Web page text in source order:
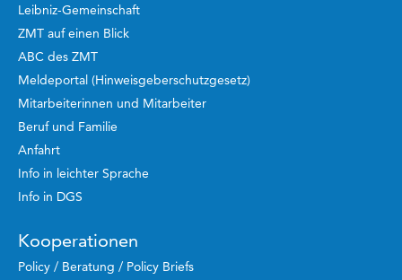
Leibniz-Gemeinschaft
ZMT auf einen Blick
ABC des ZMT
Meldeportal (Hinweisgeberschutzgesetz)
Mitarbeiterinnen und Mitarbeiter
Beruf und Familie
Anfahrt
Info in leichter Sprache
Info in DGS
Kooperationen
Policy / Beratung / Policy Briefs